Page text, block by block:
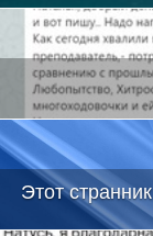
Этот